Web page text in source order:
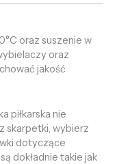
oraz suszenie w
oraz
jakość
piłkarska nie
skarpetki, wybierz
dotyczące
dokładnie takie jak